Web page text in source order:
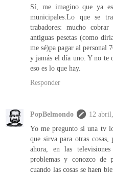
Sí, me imagino que ya
municipales.Lo que se
trabadores: mucho
antiguas pesetas (como
me sé)pa pagar al personal
y jamás el día uno. Y no te
eso es lo que hay.
Responder
PopBelmondo
12
Yo me pregunto si una tv
que sirva para otras
ahora, en las
problemas y conozco de
cuando las cosas se haen